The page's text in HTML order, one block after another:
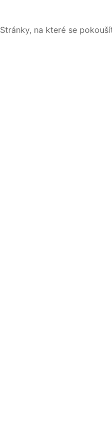
Stránky, na které se